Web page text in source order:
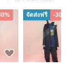
จัดส่งฟรี -